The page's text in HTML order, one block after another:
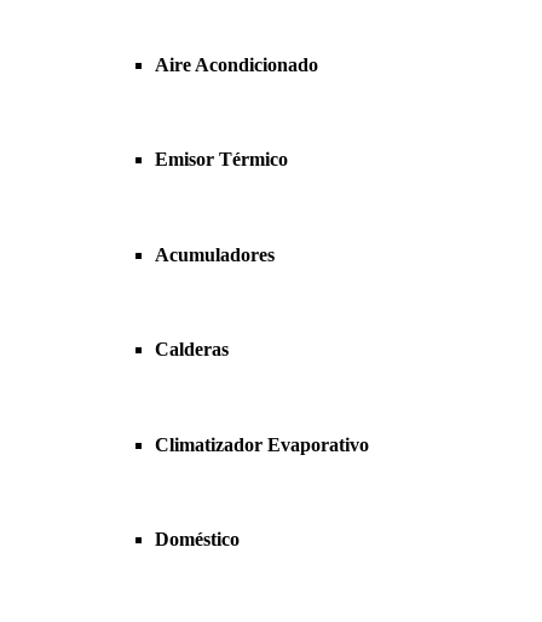
Aire Acondicionado
Emisor Térmico
Acumuladores
Calderas
Climatizador Evaporativo
Doméstico